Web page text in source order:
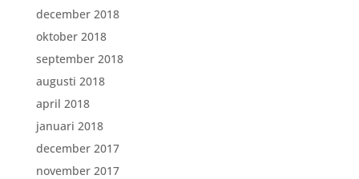
december 2018
oktober 2018
september 2018
augusti 2018
april 2018
januari 2018
december 2017
november 2017